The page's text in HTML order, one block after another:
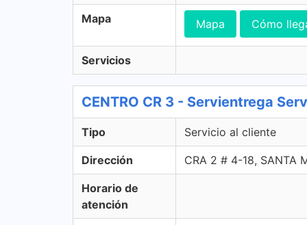
Mapa Mapa Cómo
Servicios
CENTRO CR 3 - Servientrega
Tipo Servicio al cliente
Dirección CRA 2 # 4-18, SANTA
Horario de
atención